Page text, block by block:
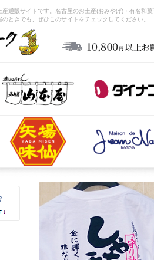
通販サイトです。名古屋のお土産(おみやげ)・有名
ときでも、ぜひこのサイトをチェックしてください。